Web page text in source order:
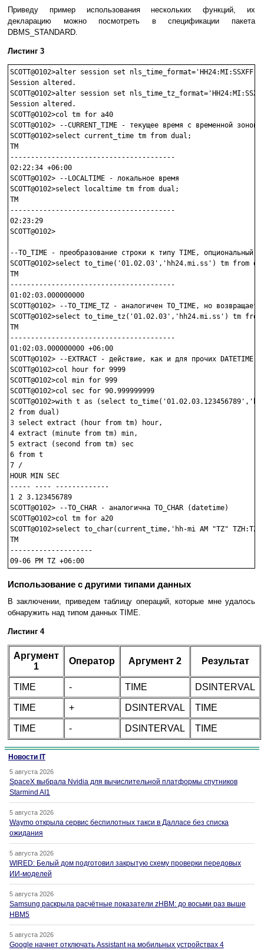
Приведу пример использования нескольких функций, их
декларацию можно посмотреть в спецификации пакета
DBMS_STANDARD.
Листинг 3
SCOTT@O102>alter session set nls_time_format='HH24:MI:SSXFF';
Session altered.
SCOTT@O102>alter session set
Session altered.
SCOTT@O102>col tm for a40
SCOTT@O102> --CURRENT_TIME - текущее время с временной зоной
SCOTT@O102>select current_time tm from dual;
TM
----------------------------------------
02:22:34 +06:00
SCOTT@O102> --LOCALTIME - локальное время
SCOTT@O102>select localtime tm from dual;
TM
----------------------------------------
02:23:29
SCOTT@O102>
--TO_TIME - преобразование строки к типу TIME, опциональный
SCOTT@O102>select to_time('01.02.03','hh24.mi.ss') tm from
TM
----------------------------------------
01:02:03.000000000
SCOTT@O102> --TO_TIME_TZ - аналогичен TO_TIME, но возвращает
SCOTT@O102>select to_time_tz('01.02.03','hh24.mi.ss') tm
TM
----------------------------------------
01:02:03.000000000 +06:00
SCOTT@O102> --EXTRACT - действие, как и для прочих DATETIME
SCOTT@O102>col hour for 9999
SCOTT@O102>col min for 999
SCOTT@O102>col sec for 90.999999999
SCOTT@O102>with t as (select
2 from dual)
3 select extract (hour from tm) hour,
4 extract (minute from tm) min,
5 extract (second from tm) sec
6 from t
7 /
HOUR MIN SEC
----- ---- -------------
1 2 3.123456789
SCOTT@O102> --TO_CHAR - аналогична TO_CHAR (datetime)
SCOTT@O102>col tm for a20
SCOTT@O102>select to_char(current_time,'hh-mi AM "TZ"
TM
--------------------
Использование с другими типами данных
В заключении, приведем таблицу операций, которые мне удалось
обнаружить над типом данных TIME.
Листинг 4
Аргумент
1
Оператор Аргумент 2 Результат
TIME - TIME DSINTERVAL
TIME + DSINTERVAL TIME
TIME - DSINTERVAL TIME
Новости IT
5 августа 2026
SpaceX выбрала Nvidia для вычислительной платформы спутников
Starmind AI1
5 августа 2026
Waymo открыла сервис беспилотных такси в Далласе без списка
ожидания
5 августа 2026
WIRED: Белый дом подготовил закрытую схему проверки передовых
ИИ-моделей
5 августа 2026
Samsung раскрыла расчётные показатели zHBM: до восьми раз выше
HBM5
5 августа 2026
Google начнет отключать Assistant на мобильных устройствах 4